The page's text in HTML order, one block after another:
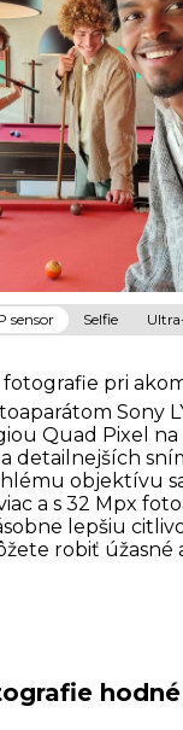
sensor Selfie
pri
Sony
Quad Pixel
detailnejších
objektívu
a s 32 Mpx
lepšiu
robiť